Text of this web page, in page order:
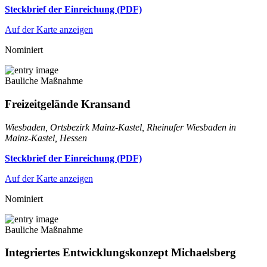
Steckbrief der Einreichung (PDF)
Auf der Karte anzeigen
Nominiert
Bauliche Maßnahme
Freizeitgelände Kransand
Wiesbaden, Ortsbezirk Mainz-Kastel, Rheinufer Wiesbaden in
Mainz-Kastel, Hessen
Steckbrief der Einreichung (PDF)
Auf der Karte anzeigen
Nominiert
Bauliche Maßnahme
Integriertes Entwicklungskonzept Michaelsberg